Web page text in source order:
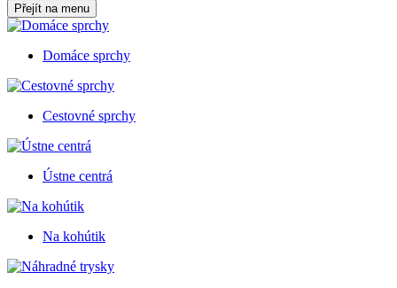
Přejít na menu
Domáce sprchy
Cestovné sprchy
Ústne centrá
Na kohútik